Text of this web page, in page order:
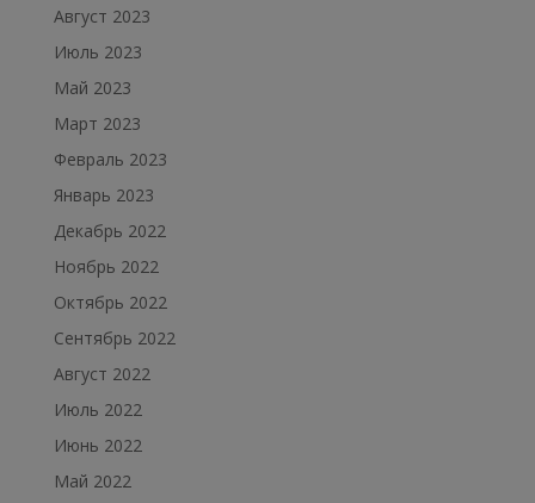
Август 2023
Июль 2023
Май 2023
Март 2023
Февраль 2023
Январь 2023
Декабрь 2022
Ноябрь 2022
Октябрь 2022
Сентябрь 2022
Август 2022
Июль 2022
Июнь 2022
Май 2022